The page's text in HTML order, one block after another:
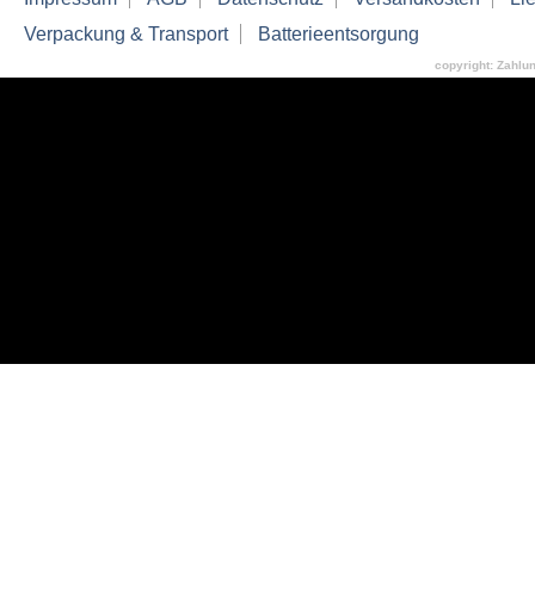
Verpackung & Transport
Batterieentsorgung
copyright: